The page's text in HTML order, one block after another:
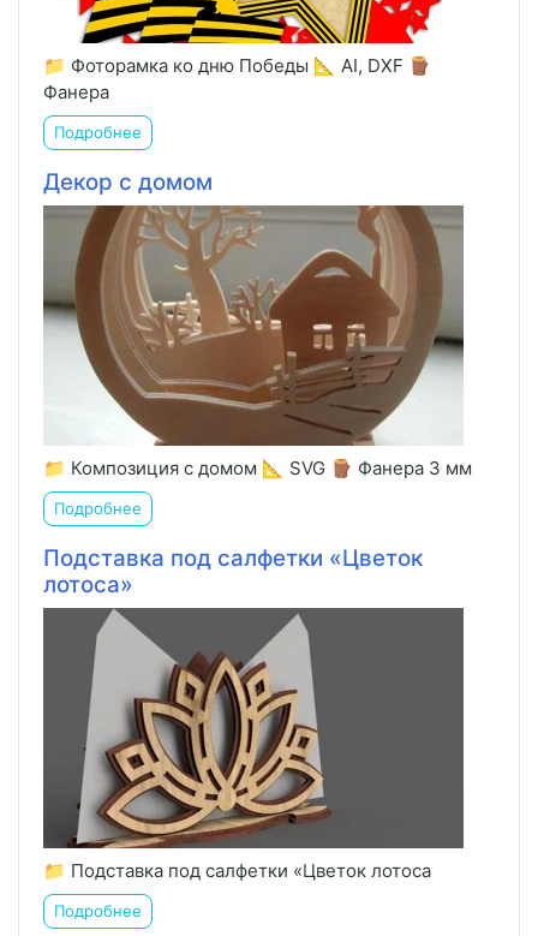
📁 Фоторамка ко дню Победы 📐 AI, DXF 🪵
Фанера
Подробнее
Декор с домом
📁 Композиция с домом 📐 SVG 🪵 Фанера 3 мм
Подробнее
Подставка под салфетки «Цветок
лотоса»
📁 Подставка под салфетки «Цветок лотоса
Подробнее